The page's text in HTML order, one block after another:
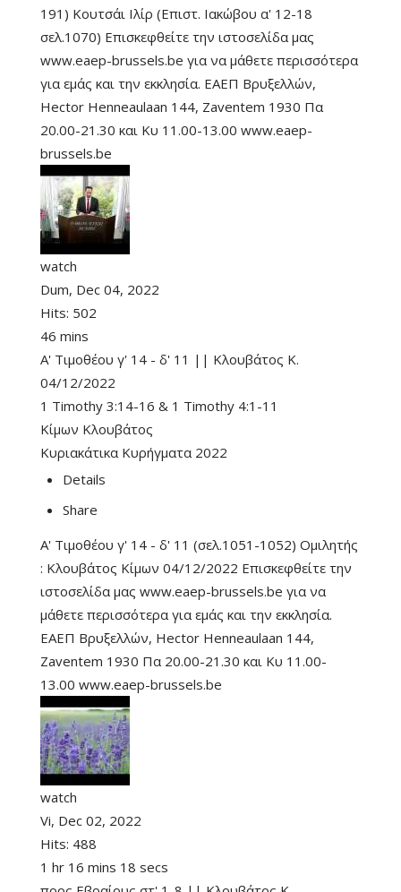
191) Κουτσάι Ιλίρ (Επιστ. Ιακώβου α' 12-18
σελ.1070) Επισκεφθείτε την ιστοσελίδα μας
www.eaep-brussels.be για να μάθετε περισσότερα
για εμάς και την εκκλησία. ΕΑΕΠ Βρυξελλών,
Hector Henneaulaan 144, Zaventem 1930 Πα
20.00-21.30 και Κυ 11.00-13.00 www.eaep-
brussels.be
watch
Dum, Dec 04, 2022
Hits: 502
46 mins
Α' Τιμοθέου γ' 14 - δ' 11 || Κλουβάτος Κ.
04/12/2022
1 Timothy 3:14-16 & 1 Timothy 4:1-11
Κίμων Κλουβάτος
Κυριακάτικα Κυρήγματα 2022
Details
Share
Α' Τιμοθέου γ' 14 - δ' 11 (σελ.1051-1052) Ομιλητής
: Κλουβάτος Κίμων 04/12/2022 Επισκεφθείτε την
ιστοσελίδα μας www.eaep-brussels.be για να
μάθετε περισσότερα για εμάς και την εκκλησία.
ΕΑΕΠ Βρυξελλών, Hector Henneaulaan 144,
Zaventem 1930 Πα 20.00-21.30 και Κυ 11.00-
13.00 www.eaep-brussels.be
watch
Vi, Dec 02, 2022
Hits: 488
1 hr 16 mins 18 secs